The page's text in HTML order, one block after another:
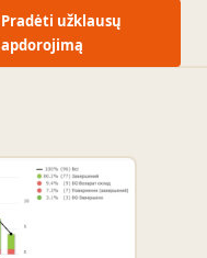
Pradėti užklausų
apdorojimą